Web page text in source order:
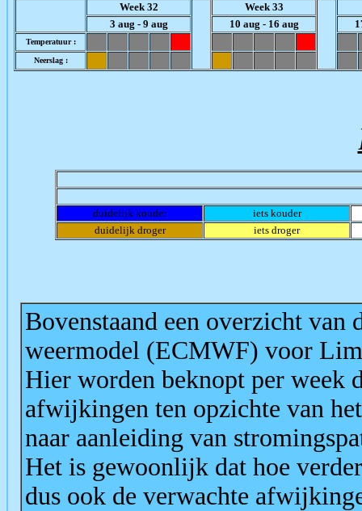
Week 32
Week 33
3 aug - 9 aug
10 aug - 16 aug
Temperatuur :
Neerslag :
duidelijk kouder
iets kouder
duidelijk droger
iets droger
Bovenstaand een overzicht van
weermodel (ECMWF) voor
Hier worden beknopt per week
afwijkingen ten opzichte van
naar aanleiding van
Het is gewoonlijk dat hoe
dus ook de verwachte